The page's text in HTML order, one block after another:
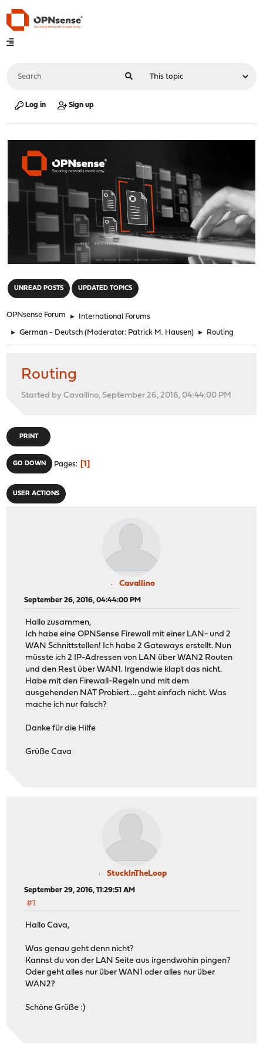
Log in Sign up
UNREAD POSTS UPDATED TOPICS
OPNsense Forum ► International Forums
► German - Deutsch (Moderator: Patrick M. Hausen) ► Routing
Routing
Started by Cavallino, September 26, 2016, 04:44:00 PM
PRINT
GO DOWN Pages 1
USER ACTIONS
Cavallino
September 26, 2016, 04:44:00 PM
Hallo zusammen,
Ich habe eine OPNSense Firewall mit einer LAN- und 2
WAN Schnittstellen! Ich habe 2 Gateways erstellt. Nun
müsste ich 2 IP-Adressen von LAN über WAN2 Routen
und den Rest über WAN1. Irgendwie klapt das nicht.
Habe mit den Firewall-Regeln und mit dem
ausgehenden NAT Probiert.....geht einfach nicht. Was
mache ich nur falsch?
Danke für die Hilfe
Grüße Cava
StuckInTheLoop
September 29, 2016, 11:29:51 AM
#1
Hallo Cava,
Was genau geht denn nicht?
Kannst du von der LAN Seite aus irgendwohin pingen?
Oder geht alles nur über WAN1 oder alles nur über
WAN2?
Schöne Grüße :)